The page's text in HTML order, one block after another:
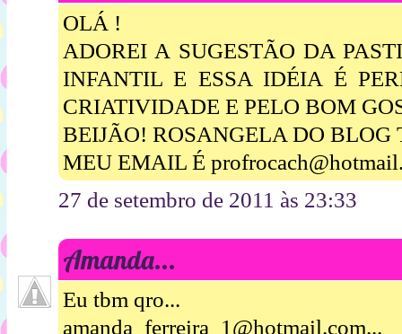
OLÁ !
ADOREI A SUGESTÃO DA
INFANTIL E ESSA IDÉIA É
CRIATIVIDADE E PELO BOM
BEIJÃO! ROSANGELA DO
MEU EMAIL É
27 de setembro de 2011 às 23:33
Amanda...
Eu tbm qro...
amanda_ferreira_1@hotmail.com...